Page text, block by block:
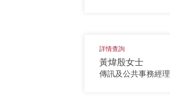
詳情查詢
黃煒殷女士
傳訊及公共事務經理